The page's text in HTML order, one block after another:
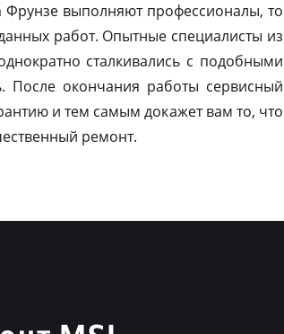
Фрунзе выполняют профессионалы, то
работ. Опытные специалисты из
сталкивались с подобными
окончания работы сервисный
и тем самым докажет вам то, что
ремонт.